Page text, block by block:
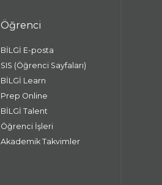
Öğrenci
BİLGİ E-posta
SIS (Öğrenci Sayfaları)
BİLGİ Learn
Prep Online
BİLGİ Talent
Öğrenci İşleri
Akademik Takvimler